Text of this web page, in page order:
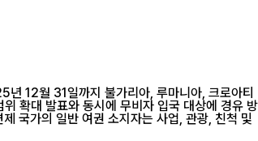
12월 31일까지 불가리아, 루마니아, 크로아티
국가의 일반 여권 소지자는 사업, 관광, 친척 및